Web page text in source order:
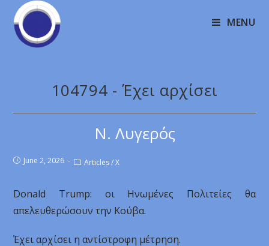
MENU
104794 - Έχει αρχίσει
Ν. Λυγερός
June 2, 2026 Articles / X
Donald Trump: οι Ηνωμένες Πολιτείες θα
απελευθερώσουν την Κούβα.
Έχει αρχίσει η αντίστροφη μέτρηση.